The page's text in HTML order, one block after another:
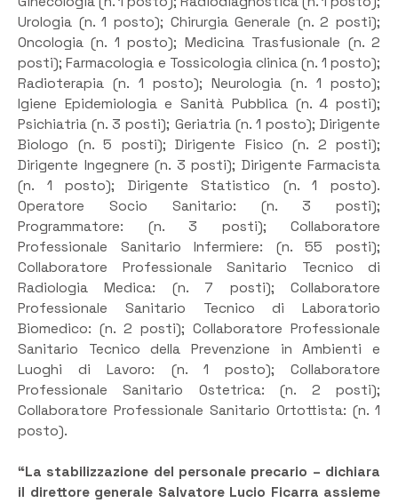
Urologia (n. 1 posto); Chirurgia Generale (n. 2 posti);
Oncologia (n. 1 posto); Medicina Trasfusionale (n. 2
posti); Farmacologia e Tossicologia clinica (n. 1 posto);
Radioterapia (n. 1 posto); Neurologia (n. 1 posto);
Igiene Epidemiologia e Sanità Pubblica (n. 4 posti);
Psichiatria (n. 3 posti); Geriatria (n. 1 posto); Dirigente
Biologo (n. 5 posti); Dirigente Fisico (n. 2 posti);
Dirigente Ingegnere (n. 3 posti); Dirigente Farmacista
(n. 1 posto); Dirigente Statistico (n. 1 posto).
Operatore Socio Sanitario: (n. 3 posti);
Programmatore: (n. 3 posti); Collaboratore
Professionale Sanitario Infermiere: (n. 55 posti);
Collaboratore Professionale Sanitario Tecnico di
Radiologia Medica: (n. 7 posti); Collaboratore
Professionale Sanitario Tecnico di Laboratorio
Biomedico: (n. 2 posti); Collaboratore Professionale
Sanitario Tecnico della Prevenzione in Ambienti e
Luoghi di Lavoro: (n. 1 posto); Collaboratore
Professionale Sanitario Ostetrica: (n. 2 posti);
Collaboratore Professionale Sanitario Ortottista: (n. 1
posto).
“La stabilizzazione del personale precario – dichiara
il direttore generale Salvatore Lucio Ficarra assieme